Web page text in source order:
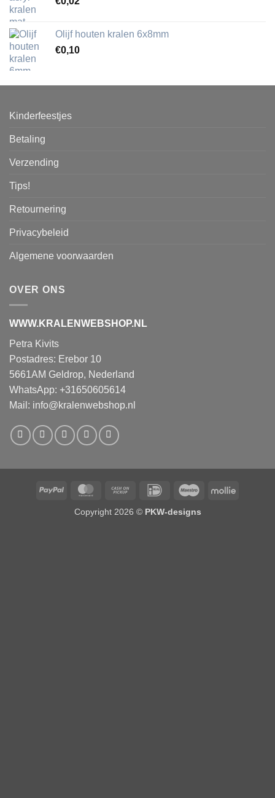
Olijf houten kralen 6x8mm
€0,10
Kinderfeestjes
Betaling
Verzending
Tips!
Retournering
Privacybeleid
Algemene voorwaarden
OVER ONS
WWW.KRALENWEBSHOP.NL
Petra Kivits
Postadres: Erebor 10
5661AM Geldrop, Nederland
WhatsApp: +31650605614
Mail: info@kralenwebshop.nl
PayPal MasterCardCash
Pickup
IDeal Maestro Mollie
Copyright 2026 © PKW-designs